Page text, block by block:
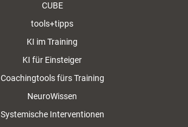
CUBE
tools+tipps
KI im Training
KI für Einsteiger
Coachingtools fürs Training
NeuroWissen
Systemische Interventionen